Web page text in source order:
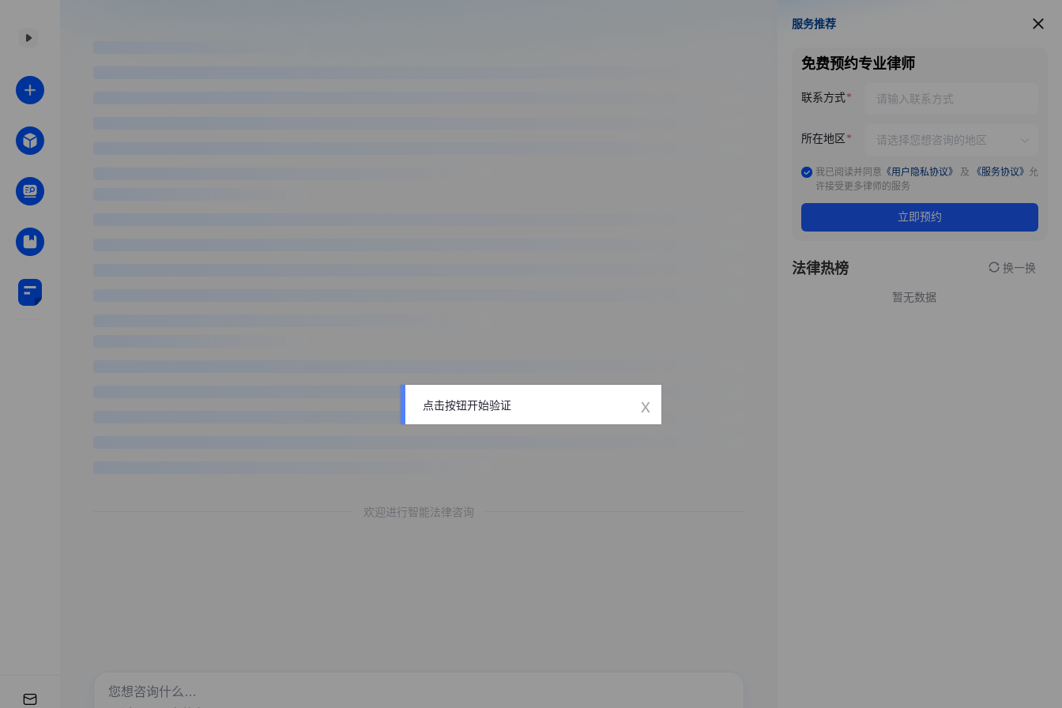
欢迎进行智能法律咨询
服务推荐
服务推荐
免费预约专业律师
联系方式
所在地区
我已阅读并同意 《用户隐私协议》 及 《服务协议》 允
许接受更多律师的服务
立即预约
法律热榜 换一换
暂无数据
点击按钮开始验证 x